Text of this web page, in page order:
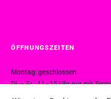
ÖFFNUNGSZEITEN
Montag: geschlossen
Di. – Fr.: 11–15 Uhr nur mit